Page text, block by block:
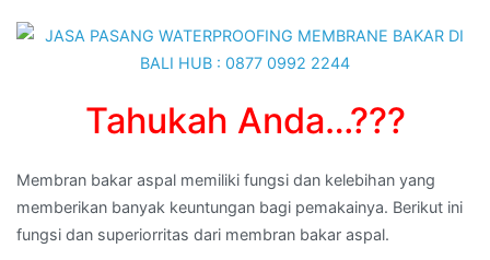
Tahukah Anda…???
Membran bakar aspal memiliki fungsi dan kelebihan yang
memberikan banyak keuntungan bagi pemakainya. Berikut ini
fungsi dan superiorritas dari membran bakar aspal.